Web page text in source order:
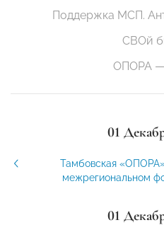
Поддержка МСП.
СВОй
ОПОРА
01
Тамбовская
межрегиональном
01